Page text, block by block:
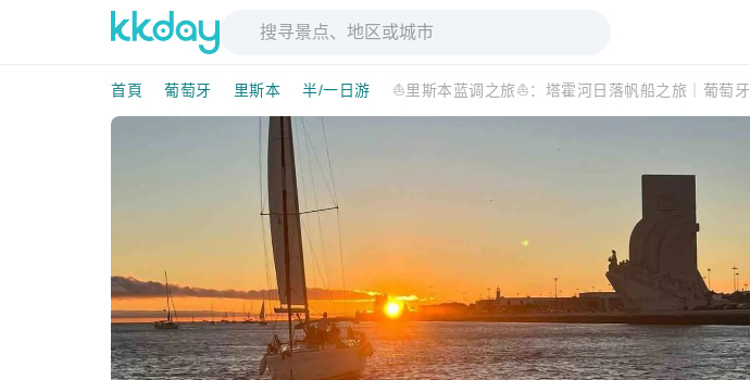
首頁 葡萄牙 里斯本 半/一日游 ⛵里斯本蓝调之旅⛵：塔霍河日落帆船之旅｜葡萄牙